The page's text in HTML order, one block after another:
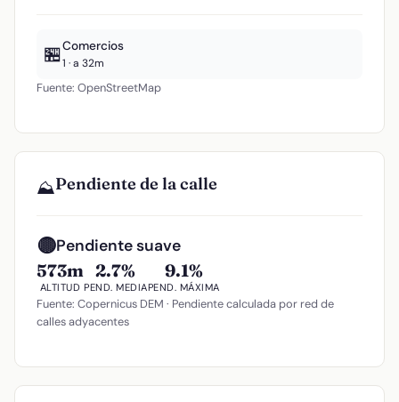
🏪Comercios
1 · a 32m
Fuente: OpenStreetMap
⛰️Pendiente de la calle
🟡Pendiente suave
573m
ALTITUD
2.7%
PEND. MEDIA
9.1%
PEND. MÁXIMA
Fuente: Copernicus DEM · Pendiente calculada por red de
calles adyacentes